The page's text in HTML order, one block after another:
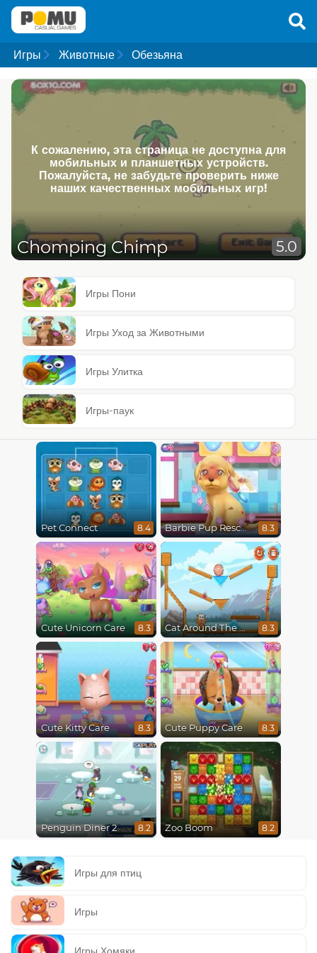
Игры Животные Обезьяна
К сожалению, эта страница не доступна для
мобильных и планшетных устройств.
Пожалуйста, не забудьте проверить ниже
наших качественных мобильных игр!
Chomping Chimp 5.0
Игры Пони
Игры Уход за Животными
Игры Улитка
Игры-паук
Pet Connect 8.4 Barbie Pup Rescue 8.3
Cute Unicorn Care 8.3 Cat Around The World 8.3
Cute Kitty Care 8.3 Cute Puppy Care 8.3
Penguin Diner 2 8.2 Zoo Boom 8.2
Игры для птиц
Игры